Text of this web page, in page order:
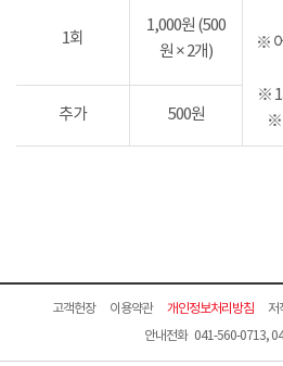
1회
1,000원 (500
원 × 2개)
※
※ 1
※
추가 500원
고객헌장 이용약관 개인정보처리방침 저
안내전화 041-560-0713,